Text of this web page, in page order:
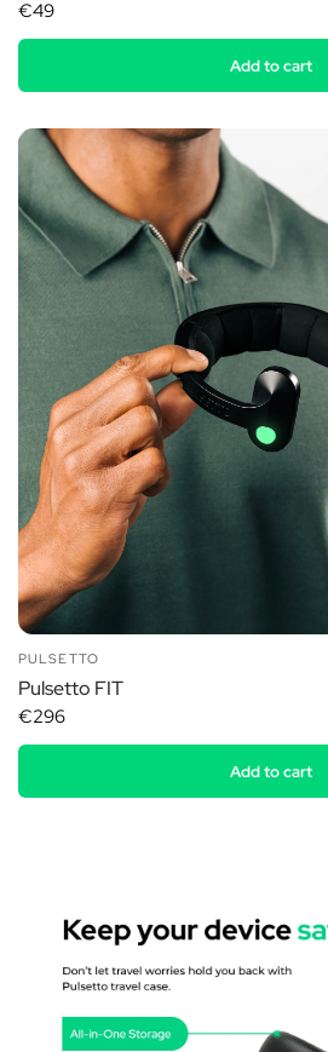
€49
Add to cart
PULSETTO
Pulsetto FIT
€296
Add to cart